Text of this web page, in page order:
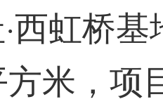
西虹桥
米，项